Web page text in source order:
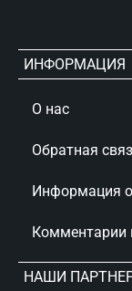
ИНФОРМАЦИЯ
О нас
Обратная
Информация
Комментарии
НАШИ